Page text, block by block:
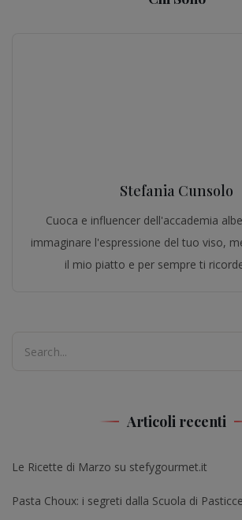
Stefania Cunsolo
Cuoca e influencer dell'accademia
immaginare l'espressione del tuo viso,
il mio piatto e per sempre ti
Articoli recenti
Le Ricette di Marzo su stefygourmet.it
Pasta Choux: i segreti dalla Scuola di